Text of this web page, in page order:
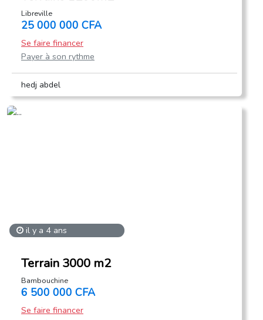
Libreville
25 000 000 CFA
Se faire financer
Payer à son rythme
hedj abdel
il y a 4 ans
Terrain 3000 m2
Bambouchine
6 500 000 CFA
Se faire financer